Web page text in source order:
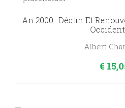
An 2000 : Déclin Et
Albert
€